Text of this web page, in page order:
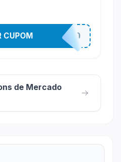
MELIACHAPROMO
CUPOM
de Mercado